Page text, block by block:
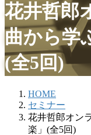
花井哲郎
曲から学
(全5回)
HOME
セミナー
花井哲郎オン
楽」(全5回)